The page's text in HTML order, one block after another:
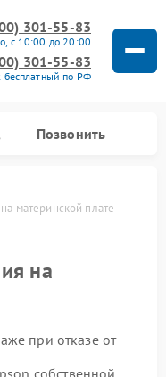
301-55-83
с 10:00 до 20:00
301-55-83
бесплатный по РФ
Позвонить
материнской плате
на
при отказе от
собственной